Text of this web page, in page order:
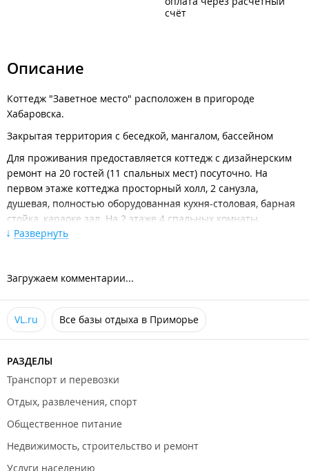
счёт
Описание
Коттедж "Заветное место" расположен в пригороде
Хабаровска.
Закрытая территория с беседкой, мангалом, бассейном
Для проживания предоставляется коттедж с дизайнерским
ремонт на 20 гостей (11 спальных мест) посуточно. На
первом этаже коттеджа просторный холл, 2 санузла,
душевая, полностью оборудованная кухня-столовая, барная
стойка, караоке зал. На 2 этаже 4 спальных комнаты.
Питание организуется самостоятельно.
Закрытая территория;
Мангал;
Дополнительные платные услуги:
- 1500 рублей;
​Баня + бассейн - от 2500 рублей (будние дни), от 3500
рублей (суббота-воскресенье);
Баня без бассейна - от 2000 рублей/час.
Стоимость проживания на 2026 г.:
Воскресенье - четверг - 35000 рублей;
Развернуть
Загружаем комментарии...
VL.ru Все базы отдыха в Приморье
РАЗДЕЛЫ
Транспорт и перевозки
Отдых, развлечения, спорт
Общественное питание
Недвижимость, строительство и ремонт
Услуги населению